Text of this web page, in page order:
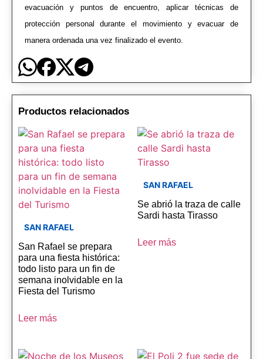
evacuación y puntos de encuentro, aplicar técnicas de
protección personal durante el movimiento y evacuar de
manera ordenada una vez finalizado el evento.
Productos relacionados
SAN RAFAEL
San Rafael se prepara
para una fiesta histórica:
todo listo para un fin de
semana inolvidable en la
Fiesta del Turismo
Leer más
SAN RAFAEL
Se abrió la traza de calle
Sardi hasta Tirasso
Leer más